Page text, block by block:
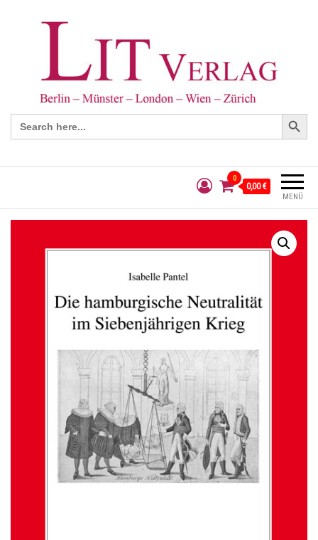
Search
for:
Search Button
MENÜ
0
0,00 €